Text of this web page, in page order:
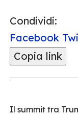
Condividi:
Facebook
Copia link
Il summit tra